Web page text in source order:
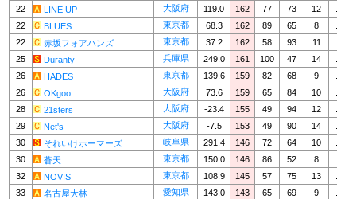
22
LINE UP 大阪府 119.0 162 77 73 12
22
BLUES 東京都 68.3 162 89 65 8
22
赤坂フォアハンズ 東京都 37.2 162 58 93 11
25
Duranty 兵庫県 249.0 161 100 47 14
26
HADES 東京都 139.6 159 82 68 9
26
OKgoo 大阪府 73.6 159 65 84 10
28
21sters 大阪府 -23.4 155 49 94 12
29
Net's 大阪府 -7.5 153 49 90 14
30
それいけホーマーズ 岐阜県 291.4 146 72 64 10
30
蒼天 東京都 150.0 146 86 52 8
32
NOVIS 東京都 108.9 145 57 75 13
33
名古屋大林 愛知県 143.0 143 65 69 9